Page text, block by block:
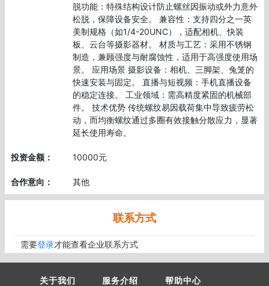
脱功能‌：特殊结构设计防止螺丝因振动或外力意外
松脱，保障设备安全。‌ ‌兼容性‌：支持四分之一英
美制规格（如1/4-20UNC），适配相机、快装
板、云台等摄影器材。‌ ‌材质与工艺‌：采用不锈钢
制造，兼顾强度与耐腐蚀性，适用于高强度使用场
景。‌ 应用场景 摄影设备：相机、三脚架、兔笼的
快速安装与固定。‌ 直播与短视频：手机直播设备
的稳定连接。‌ 工业领域：需高精度紧固的机械部
件。‌ 技术优势 传统螺纹易因载荷集中导致疲劳松
动，而均衡螺纹通过多圈有效接触分散应力，显著
延长使用寿命。‌
投资金额： 10000元
合作意向： 其他
联系方式
需要登录才能查看企业联系方式
关于我们 服务介绍 帮助中心